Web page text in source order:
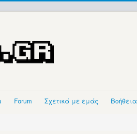
Forum Σχετικά με εμάς Βοήθεια